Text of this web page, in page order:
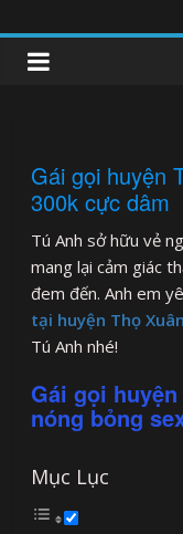
to
content
Gái gọi huyện
300k cực dâm
Tú Anh sở hữu vẻ
mang lại cảm giác
đem đến. Anh em
tại huyện Thọ Xuân
Tú Anh nhé!
Gái gọi
nóng bỏng
Mục Lục